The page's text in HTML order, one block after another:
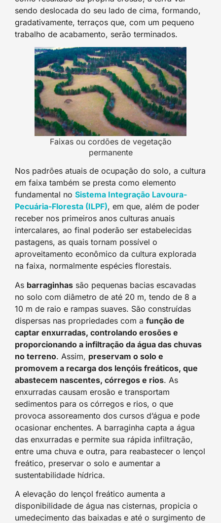
sendo deslocada do seu lado de cima, formando,
gradativamente, terraços que, com um pequeno
trabalho de acabamento, serão terminados.
Faixas ou cordões de vegetação
permanente
Nos padrões atuais de ocupação do solo, a cultura
em faixa também se presta como elemento
fundamental no Sistema Integração Lavoura-
Pecuária-Floresta (ILPF), em que, além de poder
receber nos primeiros anos culturas anuais
intercalares, ao final poderão ser estabelecidas
pastagens, as quais tornam possível o
aproveitamento econômico da cultura explorada
na faixa, normalmente espécies florestais.
As barraginhas são pequenas bacias escavadas
no solo com diâmetro de até 20 m, tendo de 8 a
10 m de raio e rampas suaves. São construídas
dispersas nas propriedades com a função de
captar enxurradas, controlando erosões e
proporcionando a infiltração da água das chuvas
no terreno. Assim, preservam o solo e
promovem a recarga dos lençóis freáticos, que
abastecem nascentes, córregos e rios. As
enxurradas causam erosão e transportam
sedimentos para os córregos e rios, o que
provoca assoreamento dos cursos d’água e pode
ocasionar enchentes. A barraginha capta a água
das enxurradas e permite sua rápida infiltração,
entre uma chuva e outra, para reabastecer o lençol
freático, preservar o solo e aumentar a
sustentabilidade hídrica.
A elevação do lençol freático aumenta a
disponibilidade de água nas cisternas, propicia o
umedecimento das baixadas e até o surgimento de